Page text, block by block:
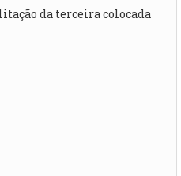
da terceira colocada